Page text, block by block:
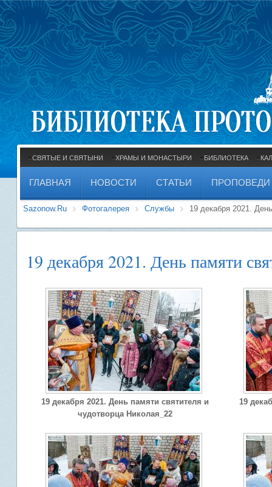
СВЯТЫЕ И СВЯТЫНИ ХРАМЫ И МОНАСТЫРИ БИБЛИОТЕКА
ГЛАВНАЯ НОВОСТИ СТАТЬИ ПРОПОВЕДИ
Sazonow.Ru Фотогалерея Службы 19 декабря 2021.
19 декабря 2021. День памяти
19 декабря 2021. День памяти святителя и
чудотворца Николая_22
19